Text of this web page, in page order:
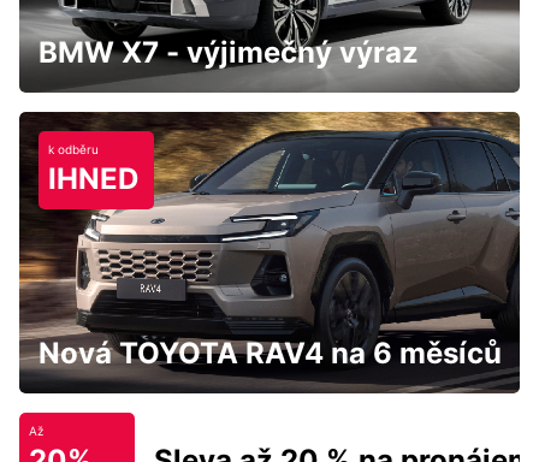
BMW X7 - výjimečný výraz
k odběru
IHNED
Nová TOYOTA RAV4 na 6 měsíců
Až